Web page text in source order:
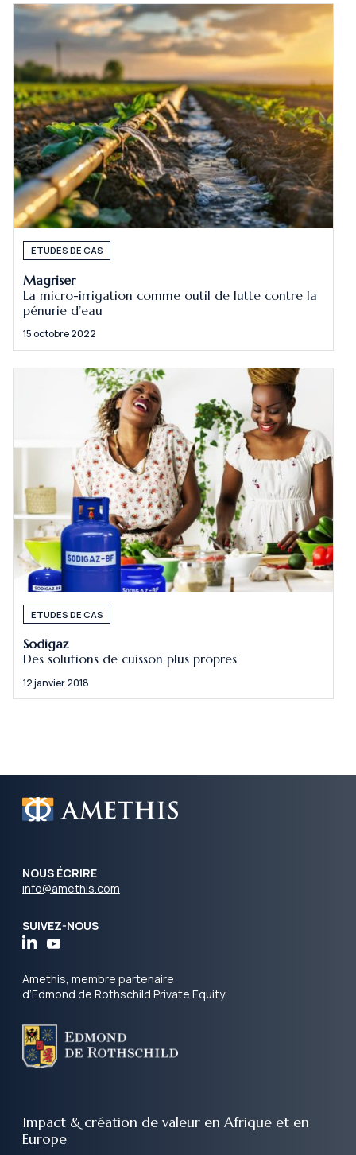
ETUDES DE CAS
Magriser
La micro-irrigation comme outil de lutte contre la
pénurie d’eau
15 octobre 2022
ETUDES DE CAS
Sodigaz
Des solutions de cuisson plus propres
12 janvier 2018
NOUS ÉCRIRE
info@amethis.com
SUIVEZ-NOUS
Amethis, membre partenaire
d’Edmond de Rothschild Private Equity
Impact & création de valeur en Afrique et en
Europe